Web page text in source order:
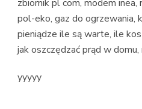
zbiornik pl com, modem inea,
pol-eko, gaz do ogrzewania,
pieniądze ile są warte, ile
jak oszczędzać prąd w
yyyyy